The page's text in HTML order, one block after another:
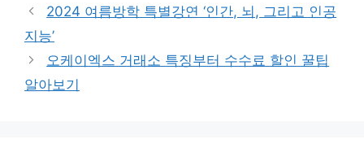
2024 여름방학 특별강연 ‘인간, 뇌, 그리고 인공
지능’
오케이엑스 거래소 특징부터 수수료 할인 꿀팁
알아보기